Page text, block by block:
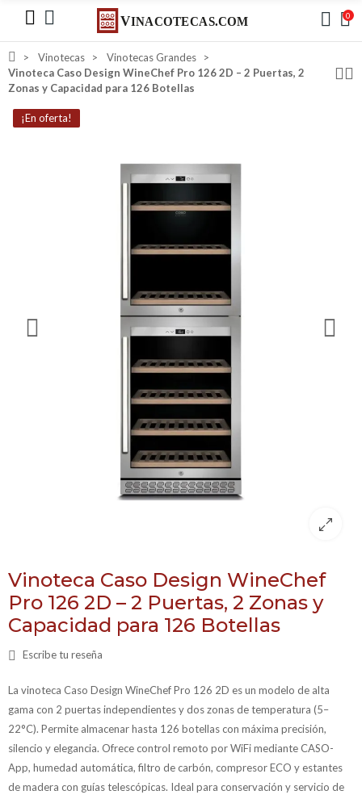
0
Vinotecas
Vinotecas Grandes
Vinoteca Caso Design WineChef Pro 126 2D – 2 Puertas, 2
Zonas y Capacidad para 126 Botellas
¡En oferta!
Vinoteca Caso Design WineChef
Pro 126 2D – 2 Puertas, 2 Zonas y
Capacidad para 126 Botellas
Escribe tu reseña
La vinoteca Caso Design WineChef Pro 126 2D es un modelo de alta
gama con 2 puertas independientes y dos zonas de temperatura (5–
22°C). Permite almacenar hasta 126 botellas con máxima precisión,
silencio y elegancia. Ofrece control remoto por WiFi mediante CASO-
App, humedad automática, filtro de carbón, compresor ECO y estantes
de madera con guías telescópicas. Ideal para conservación y servicio de